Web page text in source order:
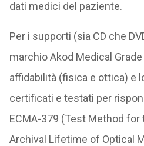
dati medici del paziente.
Per i supporti (sia CD che
marchio Akod Medical
affidabilità (fisica e ottica) e
certificati e testati per
ECMA-379 (Test Method
Archival Lifetime of Optical